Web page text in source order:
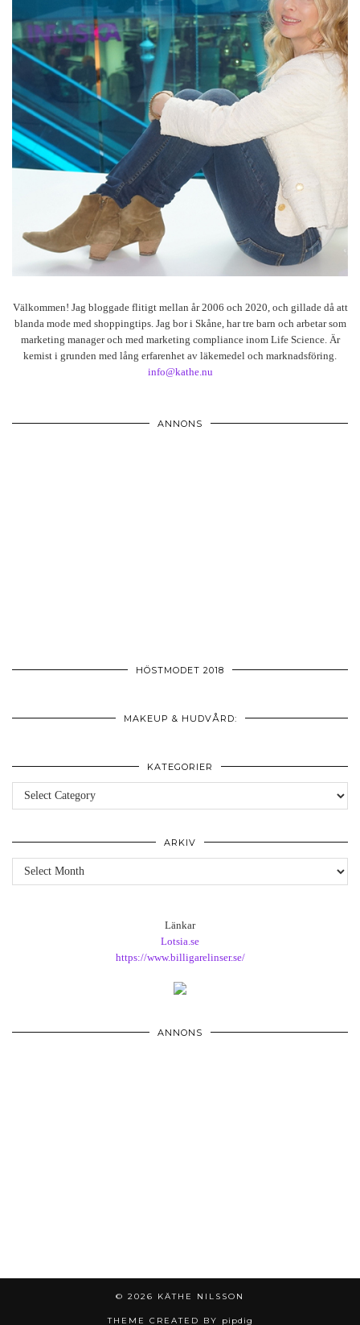
Välkommen! Jag bloggade flitigt mellan år 2006 och 2020, och gillade då att
blanda mode med shoppingtips. Jag bor i Skåne, har tre barn och arbetar som
marketing manager och med marketing compliance inom Life Science. Är
kemist i grunden med lång erfarenhet av läkemedel och marknadsföring.
info@kathe.nu
ANNONS
HÖSTMODET 2018
MAKEUP & HUDVÅRD:
KATEGORIER
Kategorier
ARKIV
Arkiv
Länkar
Lotsia.se
https://www.billigarelinser.se/
ANNONS
© 2026 KÄTHE NILSSON
THEME CREATED BY pipdig